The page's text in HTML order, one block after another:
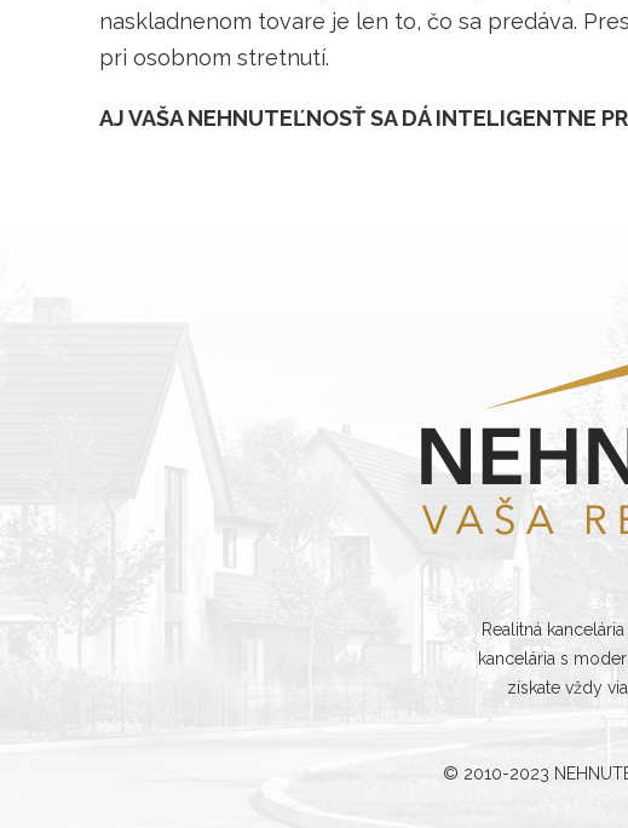
naskladnenom tovare je len to, čo sa predáva.
pri osobnom stretnutí.
AJ VAŠA NEHNUTEĽNOSŤ SA DÁ INTELIGENTNE
Realitná
kancelária s
získate vždy
© 2010-2023